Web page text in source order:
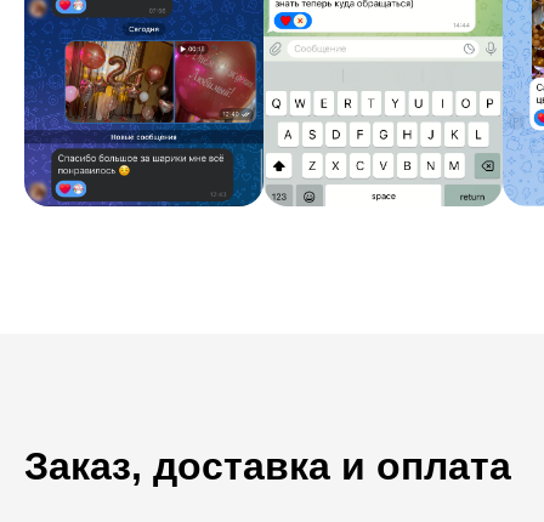
Заказ, доставка и оплата